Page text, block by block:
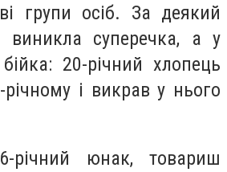
групи осіб. За деякий
суперечка, а у
20-річний хлопець
річному і викрав у нього
юнак, товариш